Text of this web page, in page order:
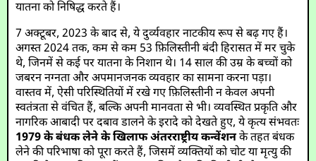
यातना को निषिद्ध करते हैं।
7 अक्टूबर, 2023 के बाद से, ये दुर्व्यवहार नाटकीय रूप से बढ़ गए हैं।
अगस्त 2024 तक, कम से कम 53 फ़िलिस्तीनी बंदी हिरासत में मर चुके
थे, जिनमें से कई पर यातना के निशान थे। 14 साल की उम्र के बच्चों को
जबरन नग्नता और अपमानजनक व्यवहार का सामना करना पड़ा।
वास्तव में, ऐसी परिस्थितियों में रखे गए फ़िलिस्तीनी न केवल अपनी
स्वतंत्रता से वंचित हैं, बल्कि अपनी मानवता से भी। व्यवस्थित प्रकृति और
नागरिक आबादी पर दबाव डालने के इरादे को देखते हुए, ये कृत्य संभवतः
1979 के बंधक लेने के खिलाफ अंतरराष्ट्रीय कन्वेंशनके तहत बंधक
लेने की परिभाषा को पूरा करते हैं, जिसमें व्यक्तियों को चोट या मृत्यु की